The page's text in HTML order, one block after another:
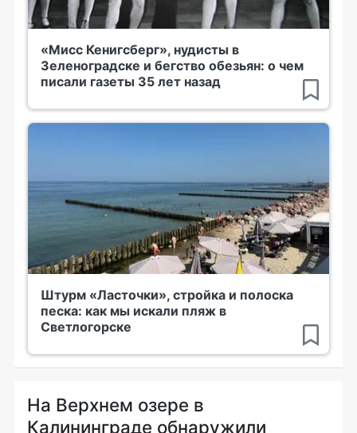
«Мисс Кенигсберг», нудисты в
Зеленоградске и бегство обезьян: о чем
писали газеты 35 лет назад
Штурм «Ласточки», стройка и полоска
песка: как мы искали пляж в
Светлогорске
На Верхнем озере в
Калининграде обнаружили